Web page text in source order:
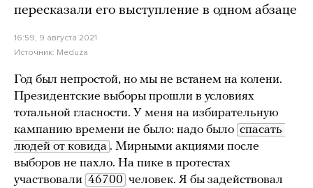
пересказали его выступление в одном абзаце
16:59, 9 августа 2021
Источник: Meduza
Год был непростой, но мы не встанем на колени.
Президентские выборы прошли в условиях
тотальной гласности. У меня на избирательную
кампанию времени не было: надо было спасать
людей от ковида . Мирными акциями после
выборов не пахло. На пике в протестах
участвовали 46700 человек. Я бы задействовал